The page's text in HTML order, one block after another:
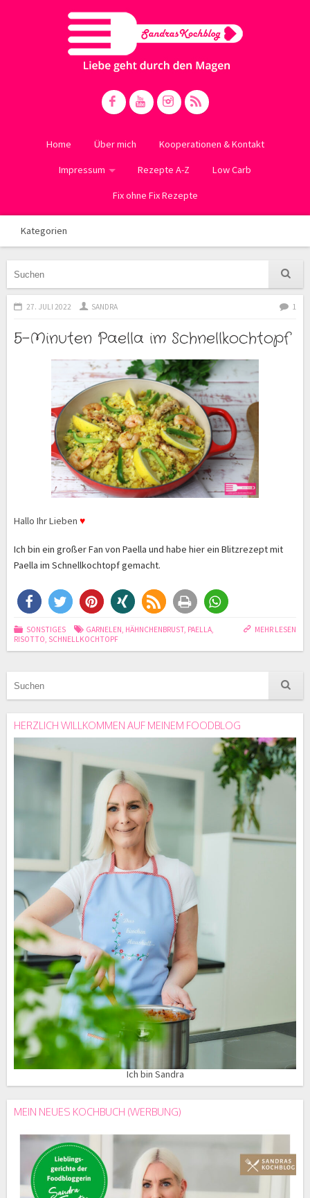
Home Über mich Kooperationen & Kontakt
Impressum Rezepte A-Z Low Carb
Fix ohne Fix Rezepte
Kategorien
27. JULI 2022 SANDRA 1
5-Minuten Paella im Schnellkochtopf
Hallo Ihr Lieben ♥
Ich bin ein großer Fan von Paella und habe hier ein Blitzrezept mit
Paella im Schnellkochtopf gemacht.
MEHR LESEN
SONSTIGES GARNELEN, HÄHNCHENBRUST, PAELLA,
RISOTTO, SCHNELLKOCHTOPF
HERZLICH WILLKOMMEN AUF MEINEM FOODBLOG
Ich bin Sandra
MEIN NEUES KOCHBUCH (WERBUNG)